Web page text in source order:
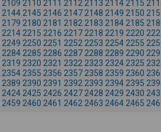
2109 2110 2111 2112 2113 2114 2115
2144 2145 2146 2147 2148 2149 2150
2179 2180 2181 2182 2183 2184 2185
2214 2215 2216 2217 2218 2219 2220
2249 2250 2251 2252 2253 2254 2255
2284 2285 2286 2287 2288 2289 2290
2319 2320 2321 2322 2323 2324 2325
2354 2355 2356 2357 2358 2359 2360
2389 2390 2391 2392 2393 2394 2395
2424 2425 2426 2427 2428 2429 2430
2459 2460 2461 2462 2463 2464 2465